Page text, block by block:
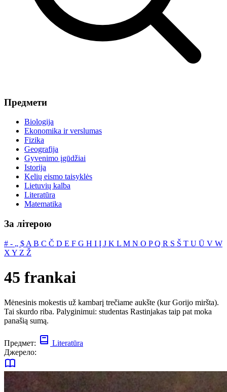
Предмети
Biologija
Ekonomika ir verslumas
Fizika
Geografija
Gyvenimo įgūdžiai
Istorija
Kelių eismo taisyklės
Lietuvių kalba
Literatūra
Matematika
За літерою
# ‐ „ $ A B C Č D E F G H I Į J K L M N O PQ R S Š T U Ū V W
X Y Z Ž
45 frankai
Mėnesinis mokestis už kambarį trečiame aukšte (kur Gorijo miršta).
Tai skurdo riba. Palyginimui: studentas Rastinjakas taip pat moka
panašią sumą.
Предмет:
Literatūra
Джерело: